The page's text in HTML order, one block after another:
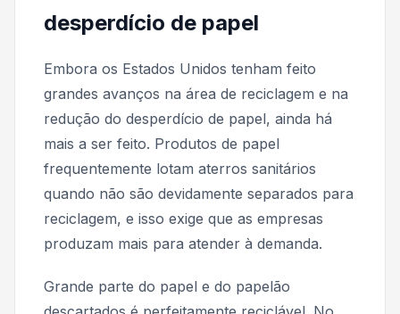
desperdício de papel
Embora os Estados Unidos tenham feito
grandes avanços na área de reciclagem e na
redução do desperdício de papel, ainda há
mais a ser feito. Produtos de papel
frequentemente lotam aterros sanitários
quando não são devidamente separados para
reciclagem, e isso exige que as empresas
produzam mais para atender à demanda.
Grande parte do papel e do papelão